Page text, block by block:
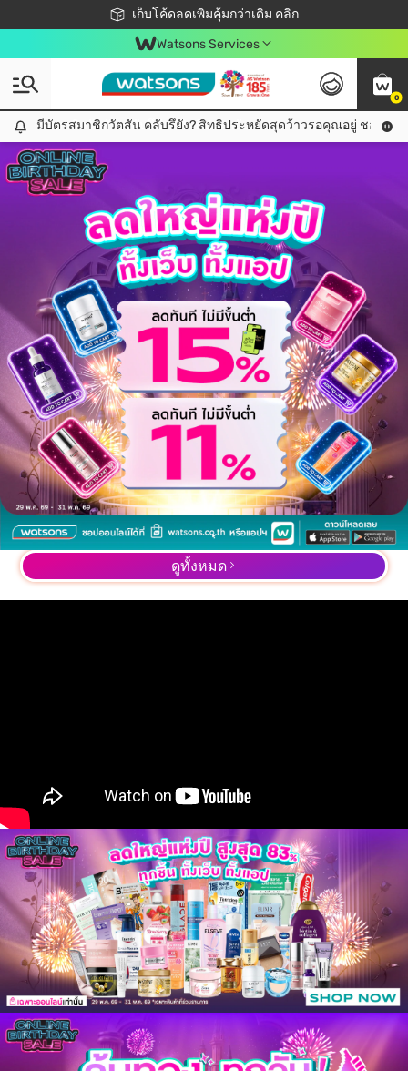
เก็บโค้ดลดเพิ่มคุ้มกว่าเดิม คลิก
ชอปออนไลน์ครั้งแรก ลดเพิ่มจุก ๆ 10%! 🎉
📦ส่งฟรี! เมื่อชอป 499฿
สมาชิกวัตสัน คลับดียังไง?
Watsons Services
0
มีบัตรสมาชิกวัตสัน คลับรึยัง? สิทธิประหยัดสุดว้าวรอคุณอยู่ ชอปคุ้มกว่าเดิม คลิก!
มีบัตรสมาชิกวัตสัน คลับรึยัง? สิทธิประหยัดสุดว้าวรอคุณอยู่ ชอปคุ้มก
ดูทั้งหมด